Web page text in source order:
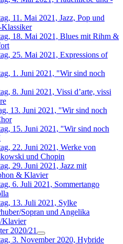
11. Mai 2021, Jazz, Pop und
18. Mai 2021, Blues mit Rihm &
25. Mai 2021, Expressions of
1. Juni 2021, "Wir sind noch
8. Juni 2021, Vissi d’arte, vissi
13. Juni 2021, "Wir sind noch
15. Juni 2021, "Wir sind noch
22. Juni 2021, Werke von
und Chopin
29. Juni 2021, Jazz mit
& Klavier
6. Juli 2021, Sommertango
13. Juli 2021, Sylke
Sopran und Angelika
Klavier
2020/21
3. November 2020, Hybride